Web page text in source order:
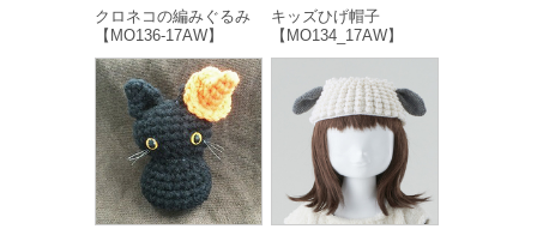
クロネコの編みぐるみ
【MO136-17AW】
キッズひげ帽子
【MO134_17AW】